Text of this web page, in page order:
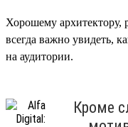
Хорошему архитектору,
всегда важно увидеть,
на аудитории.
Кроме